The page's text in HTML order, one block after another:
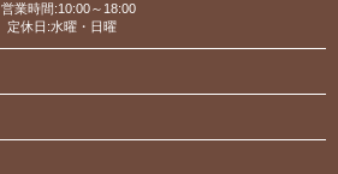
営業時間:10:00～18:00
定休日:水曜・日曜